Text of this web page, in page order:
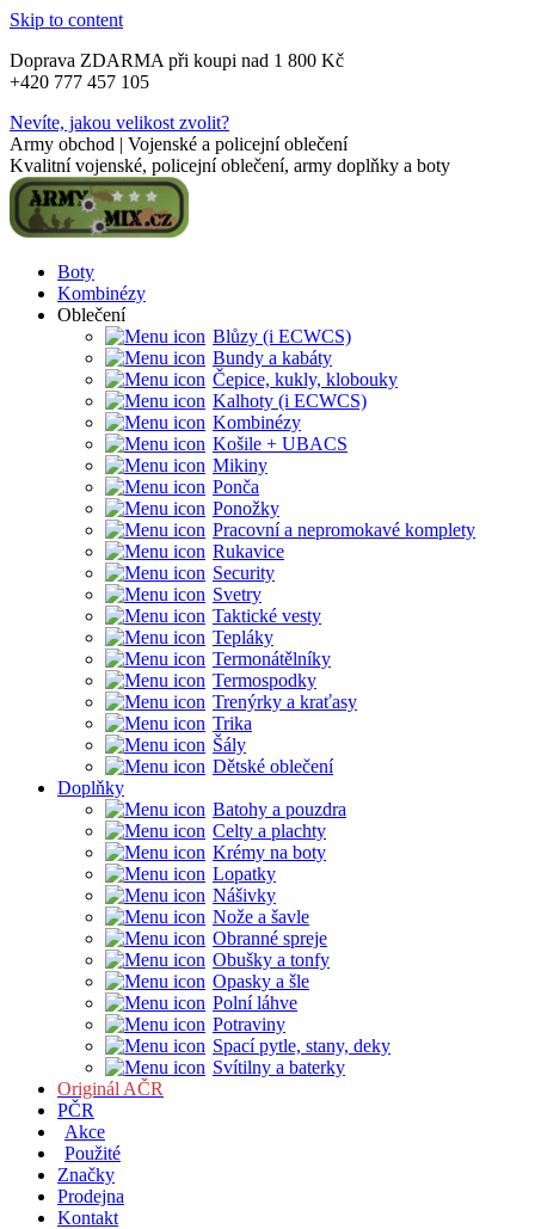
Skip to content
Doprava ZDARMA při koupi nad 1 800 Kč
+420 777 457 105
Nevíte, jakou velikost zvolit?
Army obchod | Vojenské a policejní oblečení
Kvalitní vojenské, policejní oblečení, army doplňky a boty
Boty
Kombinézy
Oblečení
Blůzy (i ECWCS)
Bundy a kabáty
Čepice, kukly, klobouky
Kalhoty (i ECWCS)
Kombinézy
Košile + UBACS
Mikiny
Ponča
Ponožky
Pracovní a nepromokavé komplety
Rukavice
Security
Svetry
Taktické vesty
Tepláky
Termonátělníky
Termospodky
Trenýrky a kraťasy
Trika
Šály
Dětské oblečení
Doplňky
Batohy a pouzdra
Celty a plachty
Krémy na boty
Lopatky
Nášivky
Nože a šavle
Obranné spreje
Obušky a tonfy
Opasky a šle
Polní láhve
Potraviny
Spací pytle, stany, deky
Svítilny a baterky
Originál AČR
PČR
Akce
Použité
Značky
Prodejna
Kontakt